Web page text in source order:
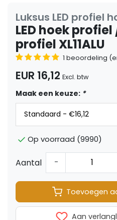
Luksus LED profiel
LED hoek profiel
profiel XL11ALU
1 beoordeling
EUR 16,12 Excl. btw
Maak een keuze: *
Op voorraad (9990)
Aantal -
Toevoegen
Aan